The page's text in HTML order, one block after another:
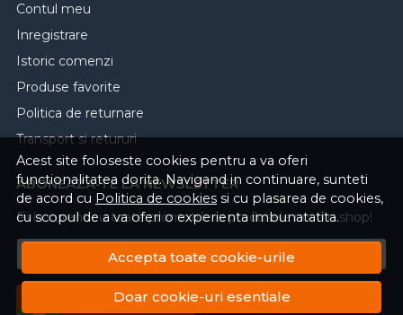
Acest site foloseste cookies pentru a va oferi
functionalitatea dorita. Navigand in continuare, sunteti
de acord cu Politica de cookies si cu plasarea de cookies,
cu scopul de a va oferi o experienta imbunatatita.
Accepta toate cookie-urile
Doar cookie-uri esentiale
Contul meu
Inregistrare
Istoric comenzi
Produse favorite
Politica de returnare
Transport si retururi
ABONEAZA-TE LA NEWSLETTER
Fii la curent cu toate promotiile si produsele noi din shop!
Aboneaza-te